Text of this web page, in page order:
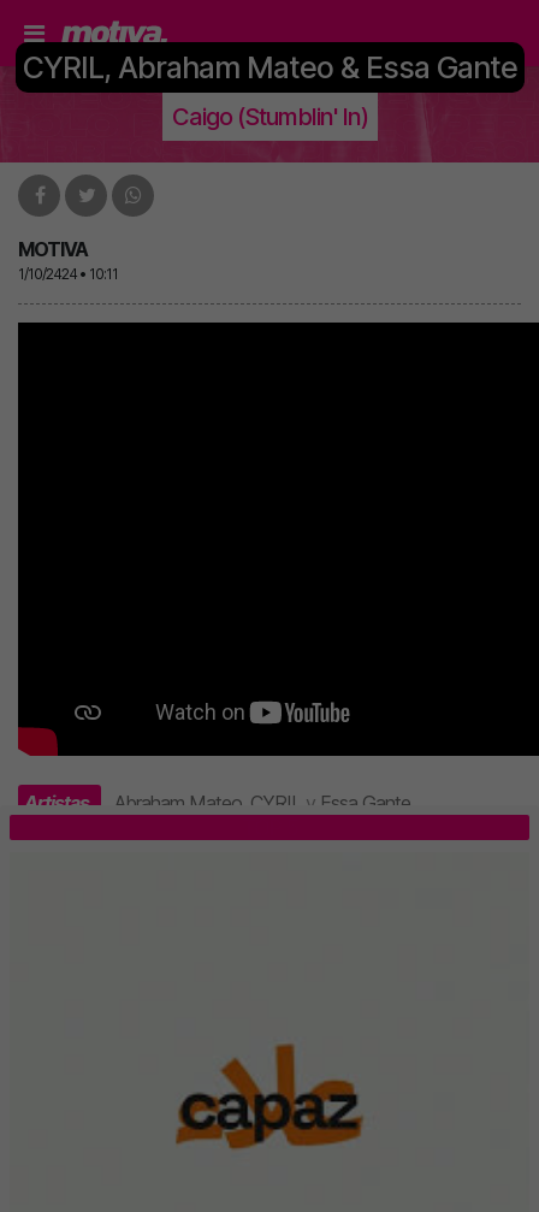
CYRIL, Abraham Mateo & Essa Gante
Caigo (Stumblin' In)
MOTIVA
1/10/2424 • 10:11
Artistas Abraham Mateo CYRIL y Essa Gante